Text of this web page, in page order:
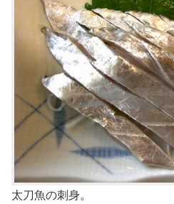
太刀魚の刺身。